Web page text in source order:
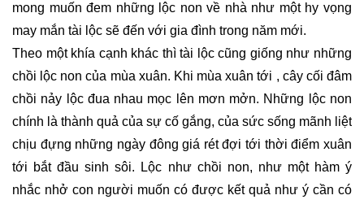
mong muốn đem những lộc non về nhà như một hy vọng
may mắn tài lộc sẽ đến với gia đình trong năm mới.
Theo một khía cạnh khác thì tài lộc cũng giống như những
chồi lộc non của mùa xuân. Khi mùa xuân tới , cây cối đâm
chồi nảy lộc đua nhau mọc lên mơn mởn. Những lộc non
chính là thành quả của sự cố gắng, của sức sống mãnh liệt
chịu đựng những ngày đông giá rét đợi tới thời điểm xuân
tới bắt đầu sinh sôi. Lộc như chồi non, như một hàm ý
nhắc nhở con người muốn có được kết quả như ý cần có